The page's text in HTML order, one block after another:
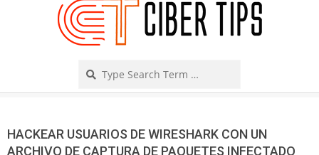
HACKEAR USUARIOS DE WIRESHARK CON UN
ARCHIVO DE CAPTURA DE PAQUETES INFECTADO